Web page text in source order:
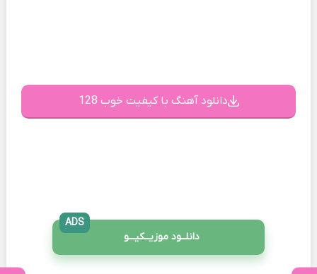
دانلود آهنگ با کیفیت خوب 128
دانلــود موزیــکیـــو
ADS